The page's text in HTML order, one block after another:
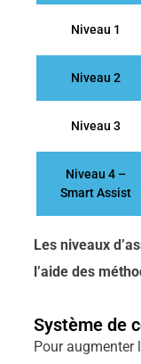
Niveau 1
Niveau 2
Niveau 3
Niveau 4 –
Smart Assist
Les niveaux
l’aide des
Système de
Pour augmenter